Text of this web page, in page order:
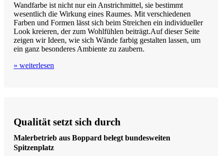
Wandfarbe ist nicht nur ein Anstrichmittel, sie bestimmt
wesentlich die Wirkung eines Raumes. Mit verschiedenen
Farben und Formen lässt sich beim Streichen ein individueller
Look kreieren, der zum Wohlfühlen beiträgt.Auf dieser Seite
zeigen wir Ideen, wie sich Wände farbig gestalten lassen, um
ein ganz besonderes Ambiente zu zaubern.
» weiterlesen
Qualität setzt sich durch
Malerbetrieb aus Boppard belegt bundesweiten
Spitzenplatz